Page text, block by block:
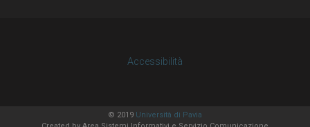
Accessibilità
© 2019 Università di Pavia